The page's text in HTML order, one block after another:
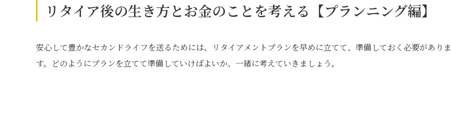
リタイア後の生き方とお金のことを考える【プランニング編】
安心して豊かなセカンドライフを送るためには、リタイアメントプランを早めに立てて、準備しておく必要がありま
す。どのようにプランを立てて準備していけばよいか、一緒に考えていきましょう。